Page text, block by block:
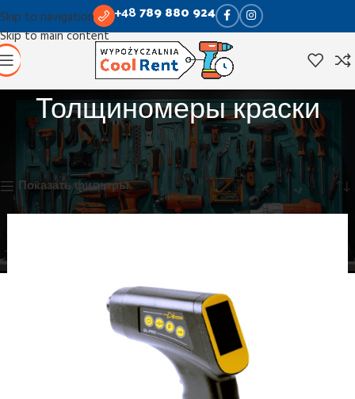
Skip to navigation
Skip to main content
+48789 880 924
Толщиномеры краски
Главная Измерительные инструменты Толщиномеры краски
Отображение единственного товара
Показать фильтры